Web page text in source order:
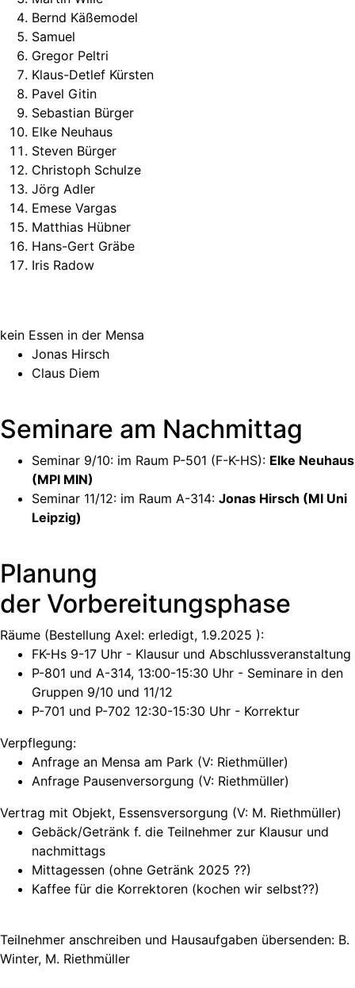
Bernd Käßemodel
Samuel
Gregor Peltri
Klaus-Detlef Kürsten
Pavel Gitin
Sebastian Bürger
Elke Neuhaus
Steven Bürger
Christoph Schulze
Jörg Adler
Emese Vargas
Matthias Hübner
Hans-Gert Gräbe
Iris Radow
kein Essen in der Mensa
Jonas Hirsch
Claus Diem
Seminare am Nachmittag
Seminar 9/10: im Raum P-501 (F-K-HS): Elke Neuhaus
(MPI MIN)
Seminar 11/12: im Raum A-314: Jonas Hirsch (MI Uni
Leipzig)
Planung
der Vorbereitungsphase
Räume (Bestellung Axel: erledigt, 1.9.2025 ):
FK-Hs 9-17 Uhr - Klausur und Abschlussveranstaltung
P-801 und A-314, 13:00-15:30 Uhr - Seminare in den
Gruppen 9/10 und 11/12
P-701 und P-702 12:30-15:30 Uhr - Korrektur
Verpflegung:
Anfrage an Mensa am Park (V: Riethmüller)
Anfrage Pausenversorgung (V: Riethmüller)
Vertrag mit Objekt, Essensversorgung (V: M. Riethmüller)
Gebäck/Getränk f. die Teilnehmer zur Klausur und
nachmittags
Mittagessen (ohne Getränk 2025 ??)
Kaffee für die Korrektoren (kochen wir selbst??)
Teilnehmer anschreiben und Hausaufgaben übersenden: B.
Winter, M. Riethmüller